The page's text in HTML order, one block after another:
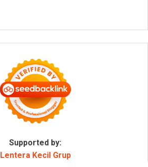
Supported by:
Lentera Kecil Grup